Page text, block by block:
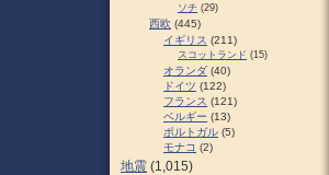
ソチ (29)
西欧 (445)
イギリス (211)
スコットランド (15)
オランダ (40)
ドイツ (122)
フランス (121)
ベルギー (13)
ポルトガル (5)
モナコ (2)
地震 (1,015)